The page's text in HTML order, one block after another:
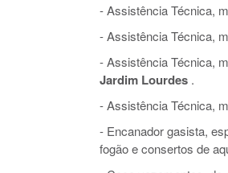
- Assistência Técnica,
- Assistência Técnica,
- Assistência Técnica,
Jardim Lourdes .
- Assistência Técnica,
- Encanador gasista,
fogão e consertos de